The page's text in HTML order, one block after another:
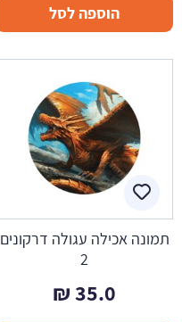
הוספה לסל
תמונה אכילה עגולה דרקונים
2
35.0
₪